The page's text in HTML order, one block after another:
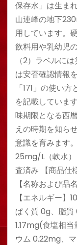
保存水」は生ま
山連峰の地下
用しています。
飲料用や乳幼児
（2）ラベルに
は安否確認情報
「171」の使い
を記載していま
味期限となる西
えの時期を知ら
意識を育みます
25mg/L（軟水）
査済み 【商品仕
【名称および品
【エネルギー
ぱく質 0g、脂
1.17mg(食塩相
ウム 0.22mg、